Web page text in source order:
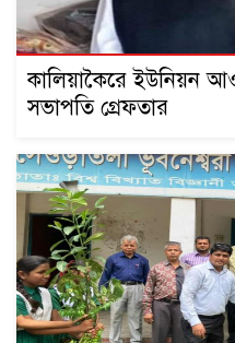
কালিয়াকৈরে ইউনিয়ন
সভাপতি গ্রেফতার